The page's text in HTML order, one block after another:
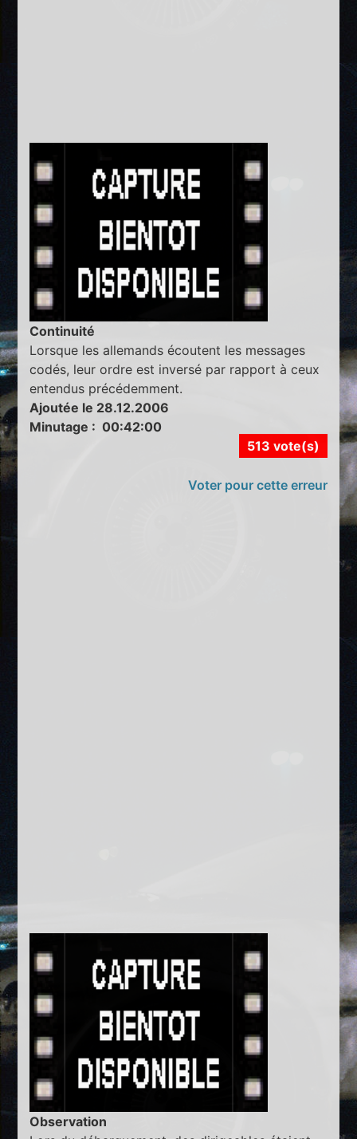
Continuité
Lorsque les allemands écoutent les messages
codés, leur ordre est inversé par rapport à ceux
entendus précédemment.
Ajoutée le 28.12.2006
Minutage : 00:42:00
513 vote(s)
Voter pour cette erreur
Observation